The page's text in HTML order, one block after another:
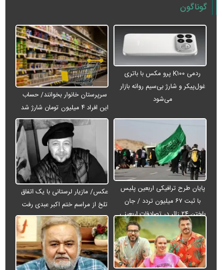
گوناگون
ردمی K۱۰۰ پرو مکس با باتری
غول‌پیکر و شارژ بی‌سیم روانه بازار
می‌شود
سرپرستان خانوار بخوانند/ حساب
این افراد ۴ میلیون تومان شارژ شد
پایان طرح ترافیکی اربعین پلیس
با ثبت ۶۷ میلیون تردد / جان
باختن ۲۴ زائر در تصادفات اربعینی
عکس/ مازیار لرستانی با یک اتفاق
تلخ از مراسم ختم اکبر عبدی رفت